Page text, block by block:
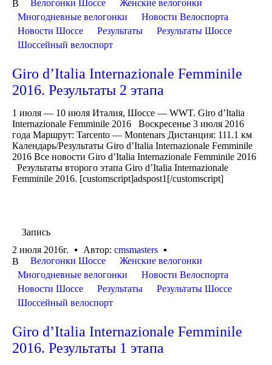
В Велогонки Шоссе
Женские велогонки
Многодневные велогонки
Новости Велоспорта
Новости Шоссе
Результаты
Результаты Шоссе
Шоссейный велоспорт
Giro d’Italia Internazionale Femminile
2016. Результаты 2 этапа
1 июля — 10 июля Италия, Шоссе — WWT. Giro d’Italia
Internazionale Femminile 2016 Воскресенье 3 июля 2016
года Маршрут: Tarcento — Montenars Дистанция: 111.1 км
Календарь/Результаты Giro d’Italia Internazionale Femminile
2016 Все новости Giro d’Italia Internazionale Femminile 2016
Результаты второго этапа Giro d’Italia Internazionale
Femminile 2016. [customscript]adspost1[/customscript]
Запись
2 июля 2016г.
Автор: cmsmasters
В
Велогонки Шоссе
Женские велогонки
Многодневные велогонки
Новости Велоспорта
Новости Шоссе
Результаты
Результаты Шоссе
Шоссейный велоспорт
Giro d’Italia Internazionale Femminile
2016. Результаты 1 этапа